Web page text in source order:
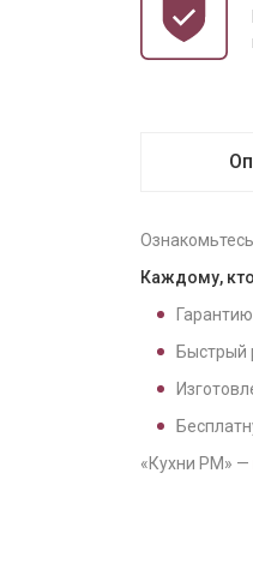
Каждому,
Гарантию
Быстрый
«Кухни РМ» —